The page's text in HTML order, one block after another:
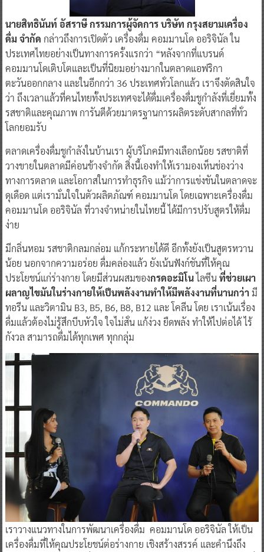
นายสิทธินันท์ อัสราษีกรรมการผู้จัดการ บริษัท กรุงสยามเครื่อง
ดื่ม จำกัด กล่าวถึงการเปิดตัว เครื่องดื่ม คอมมานโด ออริจินัล ใน
ประเทศไทยอย่างเป็นทางการครั้งแรกว่า “หลังจากที่แบรนด์
คอมมานโดเติบโตและเป็นที่นิยมอย่างมากในตลาดแอฟริกา
ตะวันออกกลาง และในอีกกว่า 36 ประเทศทั่วโลกแล้ว เราจึงตัดสินใจ
ว่า ถึงเวลาแล้วที่คนไทยทั้งประเทศจะได้ดื่มเครื่องดื่มชูกำลังที่เยี่ยมทั้ง
รสชาติและคุณภาพ การันตีด้วยมาตรฐานการผลิตระดับสากลที่ทั่ว
โลกยอมรับ
ตลาดเครื่องดื่มชูกำลังในบ้านเรา ผู้บริโภคมีทางเลือกน้อย รสชาติที่
วางขายในตลาดมีค่อนข้างจำกัด สิ่งนี้เองทำให้เรามองเห็นช่องว่าง
ทางการตลาด และโอกาสในการทำธุรกิจ แม้ว่าการแข่งขันในตลาดจะ
ดุเดือด แต่เรามั่นใจในตัวผลิตภัณฑ์ คอมมานโด โดยเฉพาะเครื่องดื่ม
คอมมานโด ออริจินัล ที่วางจำหน่ายในไทยนี้ ได้มีการปรับสูตรให้ดื่ม
ง่าย
มีกลิ่นหอม รสชาติกลมกล่อม แก้กระหายได้ดี อีกทั้งยังเป็นสูตรหวาน
น้อย นอกจากความอร่อย ดื่มคล่องแล้ว ยังเน้นฟังก์ชันที่ให้คุณ
ประโยชน์แก่ร่างกาย โดยมีส่วนผสมของกรดอะมิโนไลซีนที่ช่วยเผา
ผลาญไขมันในร่างกายให้เป็นพลังงานทำให้มีพลังงานที่นานกว่ามี
ทอรีน และวิตามิน B3, B5, B6, B8, B12 และ โคลีน โดย เราเน้นเรื่อง
ดื่มแล้วต้องไม่รู้สึกบีบหัวใจ ใจไม่สั่น แก้ง่วง ยืดพลัง ทำให้ไปต่อได้ ไร้
กังวล สามารถดื่มได้ทุกเพศ ทุกกลุ่ม
เราวางแนวทางในการพัฒนาเครื่องดื่ม คอมมานโด ออริจินัล ให้เป็น
เครื่องดื่มที่ให้คุณประโยชน์ต่อร่างกาย เชิงสร้างสรรค์ และคำนึงถึง